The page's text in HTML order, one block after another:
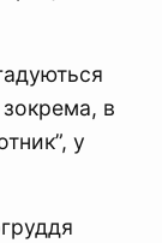
зокрема, в
у